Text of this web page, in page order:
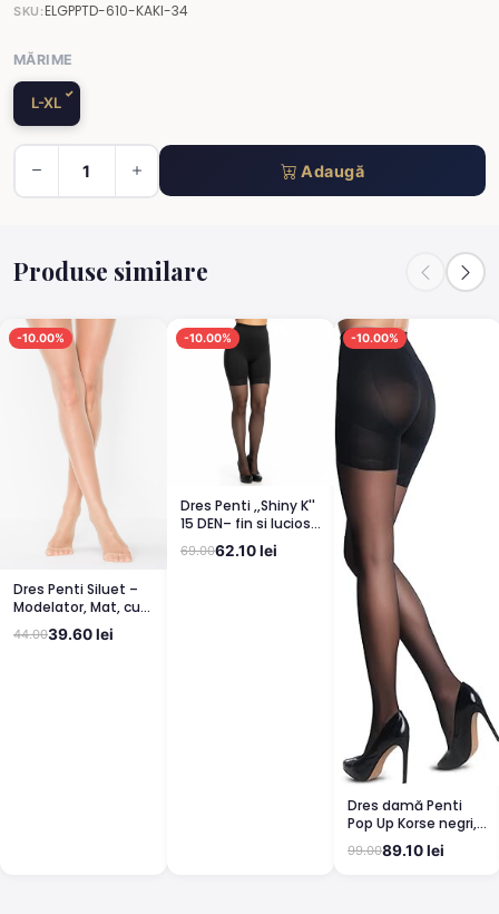
SKU:ELGPPTD-610-KAKI-34
MĂRIME
L-XL
Adaugă
Produse similare
-10.00%
Dres Penti Siluet –
Modelator, Mat, cu
Corset, Light Nude
44.0039.60 lei
-10.00%
Dres Penti ,,Shiny K''
15 DEN– fin si lucios,
clin din bumbac,
bronz
69.0062.10 lei
-10.00%
Dres damă Penti
Pop Up Korse negri,
semi lucioși
99.0089.10 lei